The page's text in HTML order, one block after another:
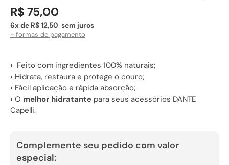
R$ 75,00
6x de R$ 12,50 sem juros
+ formas de pagamento
› Feito com ingredientes 100% naturais;
› Hidrata, restaura e protege o couro;
› Fácil aplicação e rápida absorção;
› O melhor hidratante para seus acessórios DANTE
Capelli.
Complemente seu pedido com valor
especial: